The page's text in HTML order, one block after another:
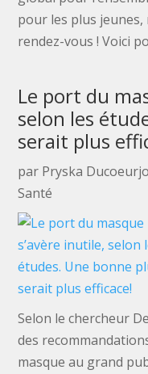
pour les plus
rendez-vous ! Voici
Le port du
selon les
serait plus
par Pryska
Santé
Selon le chercheur
des
masque au grand